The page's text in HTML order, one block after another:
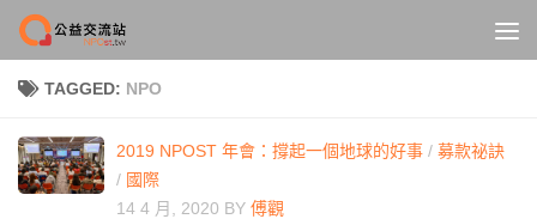
Skip to content
TAGGED: NPO
2019 NPOST 年會：撐起一個地球的好事 / 募款祕訣
/ 國際
14 4 月, 2020 BY 傅觀